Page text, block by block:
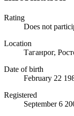
Rating
Does not
Location
Таганрог,
Date of birth
February 22
Registered
September 6